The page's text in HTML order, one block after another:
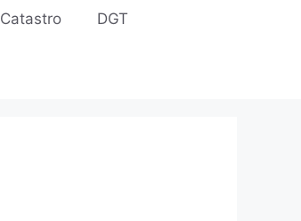
Catastro DGT